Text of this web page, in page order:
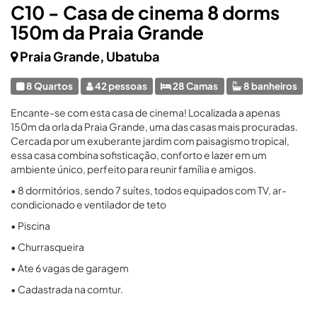
C10 - Casa de cinema 8 dorms
150m da Praia Grande
Praia Grande, Ubatuba
8 Quartos 42 pessoas 28 Camas 8 banheiros
Encante-se com esta casa de cinema! Localizada a apenas
150m da orla da Praia Grande, uma das casas mais procuradas.
Cercada por um exuberante jardim com paisagismo tropical,
essa casa combina sofisticação, conforto e lazer em um
ambiente único, perfeito para reunir família e amigos.
• 8 dormitórios, sendo 7 suítes, todos equipados com TV, ar-
condicionado e ventilador de teto
• Piscina
• Churrasqueira
• Ate 6 vagas de garagem
• Cadastrada na comtur.